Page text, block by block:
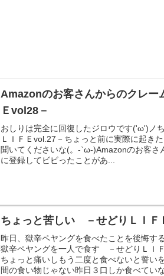
Amazonのお客さんからのクレ
Ｅvol28－
おしりは完全に回復したジロウです('ω')ノ
ＬＩＦＥvol.27－ちょっと前に実際に起き
聞いてくださいな(。-`ω-)Amazonのお客さ
に登録してビビったことがあ...
ちょっと苦しい －せどりＬＩＦ
昨日、獄辛ペヤングを食べたことを後悔す
獄辛ペヤングを一人で食す －せどりＬＩ
ちょっと痛いしもう二度と食べないと誓い
間の食い物じゃない昨日３口しか食べてい